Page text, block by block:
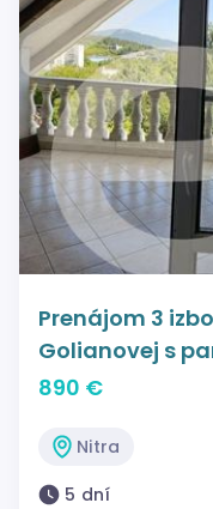
Prenájom 3
Golianovej s
890 €
Nitra
5 dní